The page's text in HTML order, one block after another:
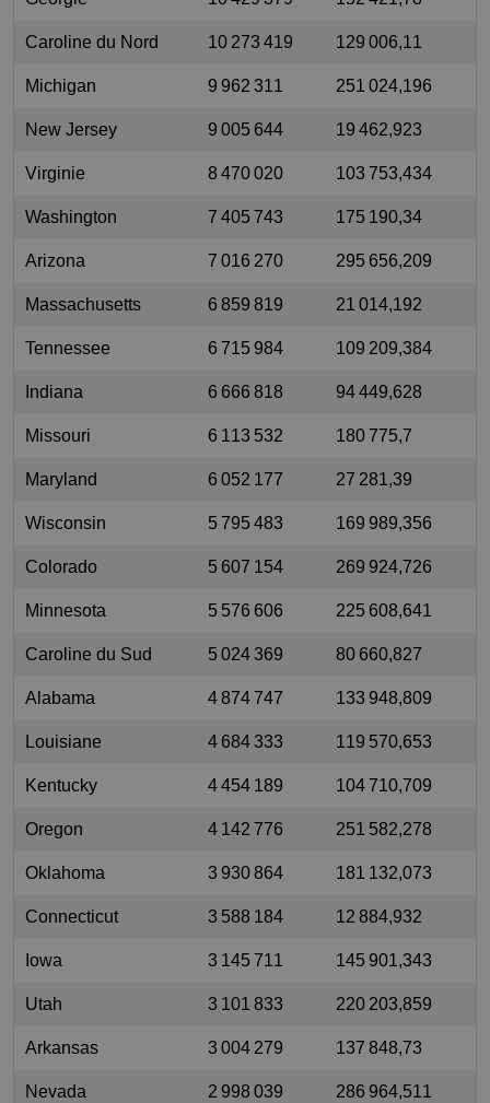
Caroline du Nord 10 273 419 129 006,11
Michigan 9 962 311 251 024,196
New Jersey 9 005 644 19 462,923
Virginie 8 470 020 103 753,434
Washington 7 405 743 175 190,34
Arizona 7 016 270 295 656,209
Massachusetts 6 859 819 21 014,192
Tennessee 6 715 984 109 209,384
Indiana 6 666 818 94 449,628
Missouri 6 113 532 180 775,7
Maryland 6 052 177 27 281,39
Wisconsin 5 795 483 169 989,356
Colorado 5 607 154 269 924,726
Minnesota 5 576 606 225 608,641
Caroline du Sud 5 024 369 80 660,827
Alabama 4 874 747 133 948,809
Louisiane 4 684 333 119 570,653
Kentucky 4 454 189 104 710,709
Oregon 4 142 776 251 582,278
Oklahoma 3 930 864 181 132,073
Connecticut 3 588 184 12 884,932
Iowa 3 145 711 145 901,343
Utah 3 101 833 220 203,859
Arkansas 3 004 279 137 848,73
Nevada 2 998 039 286 964,511